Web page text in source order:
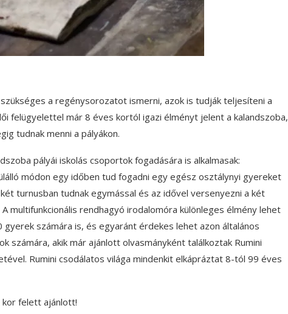
a regénysorozatot ismerni, azok is tudják teljesíteni a
felügyelettel már 8 éves kortól igazi élményt jelent a kalandszoba,
tudnak menni a pályákon.
pályái iskolás csoportok fogadására is alkalmasak:
módon egy időben tud fogadni egy egész osztálynyi gyereket
két turnusban tudnak egymással és az idővel versenyezni a két
A multifunkcionális rendhagyó irodalomóra különleges élmény lehet
gyerek számára is, és egyaránt érdekes lehet azon általános
számára, akik már ajánlott olvasmányként találkoztak Rumini
Rumini csodálatos világa mindenkit elkápráztat 8-tól 99 éves
kor felett ajánlott!